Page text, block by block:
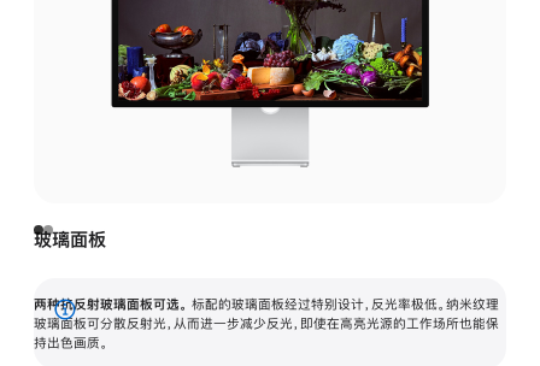
玻璃面板
两种抗反射玻璃面板可选。 标配的玻璃面板经过特别设计，反光率极低。纳米纹理
玻璃面板可分散反射光，从而进一步减少反光，即使在高亮光源的工作场所也能保
持出色画质。
展
开